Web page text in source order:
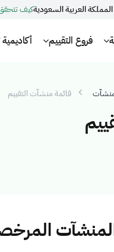
العربية السعوديةكيف
فروع التقييم
قائمة منشآت التقييم